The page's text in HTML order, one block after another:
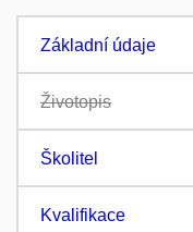
Základní údaje
Životopis
Školitel
Kvalifikace